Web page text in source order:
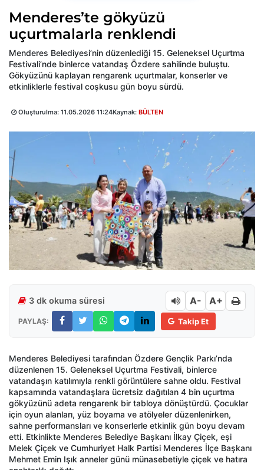
Menderes’te gökyüzü
uçurtmalarla renklendi
Menderes Belediyesi’nin düzenlediği 15. Geleneksel Uçurtma
Festivali’nde binlerce vatandaş Özdere sahilinde buluştu.
Gökyüzünü kaplayan rengarenk uçurtmalar, konserler ve
etkinliklerle festival coşkusu gün boyu sürdü.
Oluşturulma: 11.05.2026 11:24Kaynak: BÜLTEN
3 dk okuma süresi A- A+
PAYLAŞ: Takip Et
Menderes Belediyesi tarafından Özdere Gençlik Parkı’nda
düzenlenen 15. Geleneksel Uçurtma Festivali, binlerce
vatandaşın katılımıyla renkli görüntülere sahne oldu. Festival
kapsamında vatandaşlara ücretsiz dağıtılan 4 bin uçurtma
gökyüzünü adeta rengarenk bir tabloya dönüştürdü. Çocuklar
için oyun alanları, yüz boyama ve atölyeler düzenlenirken,
sahne performansları ve konserlerle etkinlik gün boyu devam
etti. Etkinlikte Menderes Belediye Başkanı İlkay Çiçek, eşi
Melek Çiçek ve Cumhuriyet Halk Partisi Menderes İlçe Başkanı
Mehmet Emin Işık anneler günü münasebetiyle çiçek ve hatıra